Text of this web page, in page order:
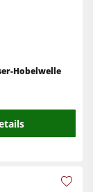
Hobelwelle